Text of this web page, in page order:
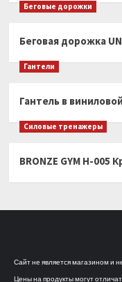
Беговые дорожки
Беговая дорожка
Гантели
Гантель в
Силовые тренажеры
BRONZE GYM H-005
Сайт не является магазином и
Цены на продукты могут